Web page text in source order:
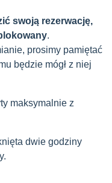
swoją rezerwację,
.
prosimy pamiętać
będzie mógł z niej
maksymalnie z
dwie godziny